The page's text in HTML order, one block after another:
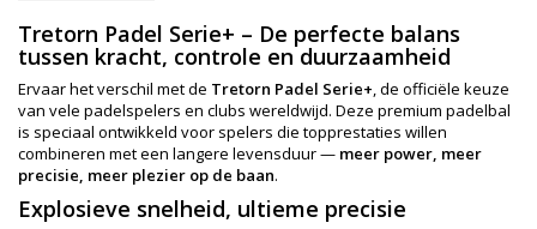
Tretorn Padel Serie+ – De perfecte balans
tussen kracht, controle en duurzaamheid
Ervaar het verschil met de Tretorn Padel Serie+, de officiële keuze
van vele padelspelers en clubs wereldwijd. Deze premium padelbal
is speciaal ontwikkeld voor spelers die topprestaties willen
combineren met een langere levensduur — meer power, meer
precisie, meer plezier op de baan.
Explosieve snelheid, ultieme precisie